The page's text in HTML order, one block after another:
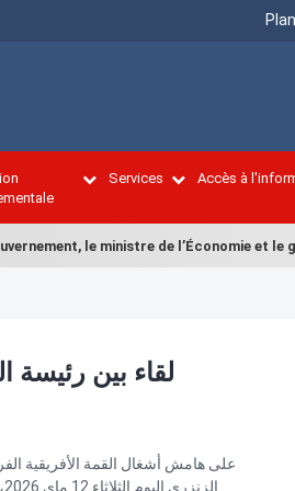
Services Accès à
le ministre de l’Économie et le
لقاء بين
على هامش أشغال القمة الأفريقية